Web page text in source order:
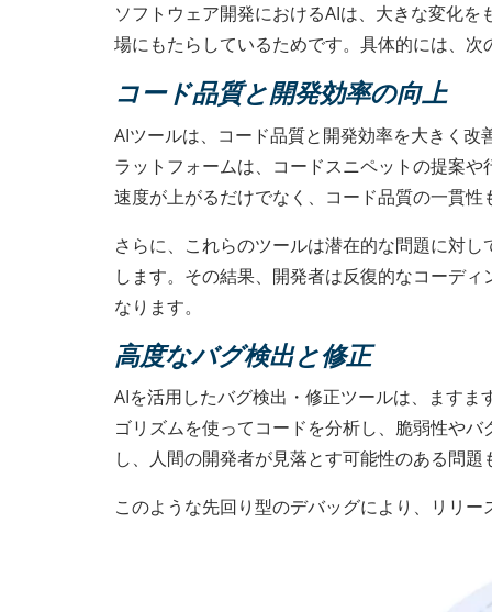
ソフトウェア開発におけるAIは、大きな変化
場にもたらしているためです。具体的には、
コード品質と開発効率の向上
AIツールは、コード品質と開発効率を大きく
ラットフォームは、コードスニペットの提案
速度が上がるだけでなく、コード品質の一貫性
さらに、これらのツールは潜在的な問題に対
します。その結果、開発者は反復的なコーデ
なります。
高度なバグ検出と修正
AIを活用したバグ検出・修正ツールは、ます
ゴリズムを使ってコードを分析し、脆弱性や
し、人間の開発者が見落とす可能性のある問題
このような先回り型のデバッグにより、リリ